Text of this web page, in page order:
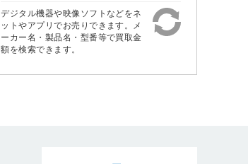
デジタル機器や映像ソフトなどをネ
ットやアプリでお売りできます。メ
ーカー名・製品名・型番等で買取金
額を検索できます。